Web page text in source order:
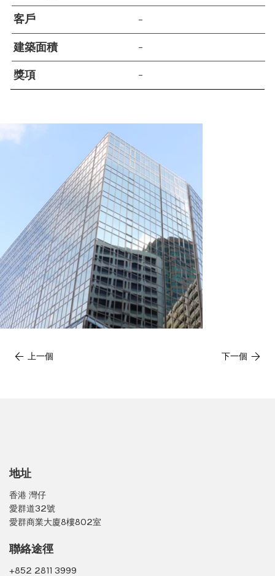
客戶 –
建築面積 –
獎項 –
上一個 下一個
地址
香港 灣仔
愛群道32號
愛群商業大廈8樓802室
聯絡途徑
+852 2811 3999